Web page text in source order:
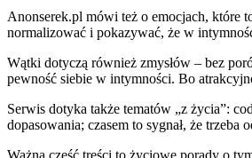
Anonserek.pl mówi też o emocjach, które
normalizować i pokazywać, że w
Wątki dotyczą również zmysłów – bez
pewność siebie w intymności. Bo
Serwis dotyka także tematów „z życia”:
dopasowania; czasem to sygnał, że
Ważna część treści to życiowe porady o